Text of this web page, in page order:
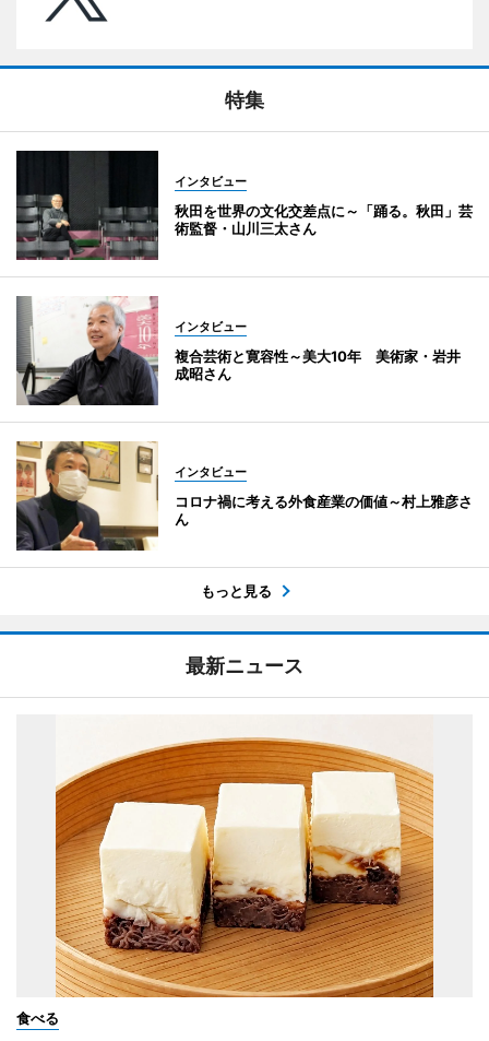
特集
インタビュー
秋田を世界の文化交差点に～「踊る。秋田」芸
術監督・山川三太さん
インタビュー
複合芸術と寛容性～美大10年 美術家・岩井
成昭さん
インタビュー
コロナ禍に考える外食産業の価値～村上雅彦さ
ん
もっと見る
最新ニュース
食べる